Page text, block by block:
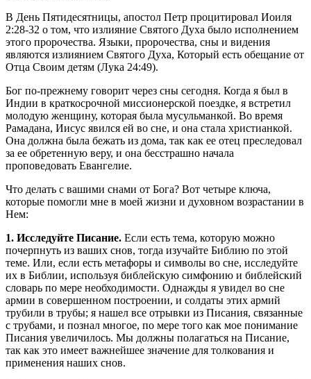
В День Пятидесятницы, апостол Петр процитировал Иоиля
2:28-32 о том, что излияние Святого Духа было исполнением
этого пророчества. Языки, пророчества, сны и видения
являются излиянием Святого Духа, Который есть обещание от
Отца Своим детям (Лука 24:49).
Бог по-прежнему говорит через сны сегодня. Когда я был в
Индии в краткосрочной миссионерской поездке, я встретил
молодую женщину, которая была мусульманкой. Во время
Рамадана, Иисус явился ей во сне, и она стала христианкой.
Она должна была бежать из дома, так как ее отец преследовал
за ее обретенную веру, и она бесстрашно начала
проповедовать Евангелие.
Что делать с вашими снами от Бога? Вот четыре ключа,
которые помогли мне в моей жизни и духовном возрастании в
Нем:
1. Исследуйте Писание. Если есть тема, которую можно
почерпнуть из ваших снов, тогда изучайте Библию по этой
теме. Или, если есть метафоры и символы во сне, исследуйте
их в Библии, используя библейскую симфонию и библейский
словарь по мере необходимости. Однажды я увидел во сне
армии в совершенном построении, и солдаты этих армий
трубили в трубы; я нашел все отрывки из Писания, связанные
с трубами, и познал многое, по мере того как мое понимание
Писания увеличилось. Мы должны полагаться на Писание,
так как это имеет важнейшее значение для толкования и
применения наших снов.